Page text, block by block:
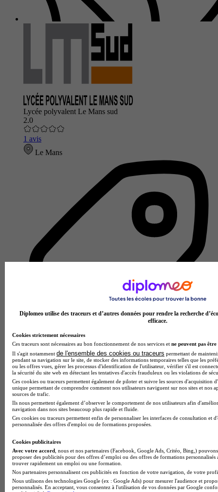
Lycée polyvalent Le Mans sud
2.0
1 avis
Le Mans
Lycée GT
Voir l’établissement
Lycée professionnel Frédéric Mistral
Diplomeo utilise des traceurs et d’autres données pour rendre la recherche
efficace.
Cookies strictement nécessaires
Ces traceurs sont nécessaires au bon fonctionnement de nos services et ne peuvent pas être
Il s'agit notamment de l'ensemble des cookies ou traceurs permettant de
pendant sa navigation sur le site, de stocker des informations temporaires telles que les
ou les offres vues, gérer les processus d'identification de l'utilisateur, vérifier s'il est
la sécurité du site web en détectant les tentatives d'accès frauduleux ou les violations de
Ces cookies ou traceurs permettent également de piloter et suivre les sources d'acquisition
unique permettant de comprendre comment nos utilisateurs naviguent sur nos sites et nos
sources de trafic.
Ils nous permettent également d’observer le comportement de nos utilisateurs afin
navigation dans nos sites beaucoup plus rapide et fluide.
Ces cookies ou traceurs permettent enfin de personnaliser les interfaces de consultation et
personnalisée des offres d'emploi ou de formations proposées.
Cookies publicitaires
Avec votre accord , nous et nos partenaires (Facebook, Google Ads, Critéo, Bing,)
proposer des publicités pour des offres d’emploi ou des offres de formations
trouver rapidement un emploi ou une formation.
Nos partenaires personnalisent ces publicités en fonction de votre navigation, de votre
Nous utilisons des technologies Google (ex : Google Ads) pour mesurer l'audience et
personnalisés. En acceptant, vous consentez à l'utilisation de vos données par Google